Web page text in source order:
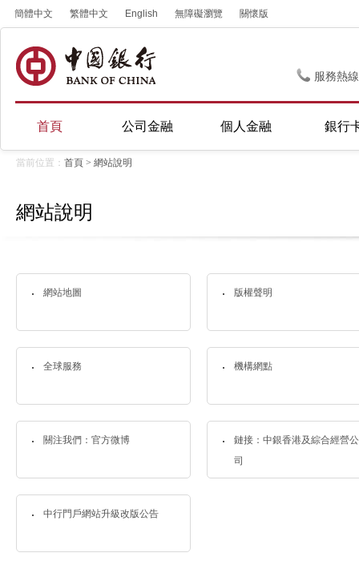
簡體中文 繁體中文 English 無障礙瀏覽 關懷版
服務熱
首頁 公司金融 個人金融 銀行
當前位置： 首頁 > 網站說明
網站說明
網站地圖 版權聲明
全球服務 機構網點
關注我們：官方微博
鏈接：中銀香港及綜合經營公
司
中行門戶網站升級改版公告